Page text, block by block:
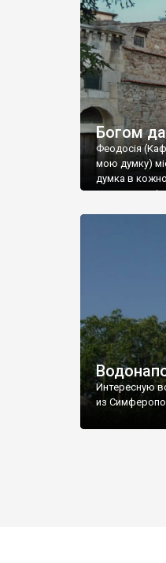
Богом
Феодосія
мою думку)
думка в
запрошую
Интересную
из